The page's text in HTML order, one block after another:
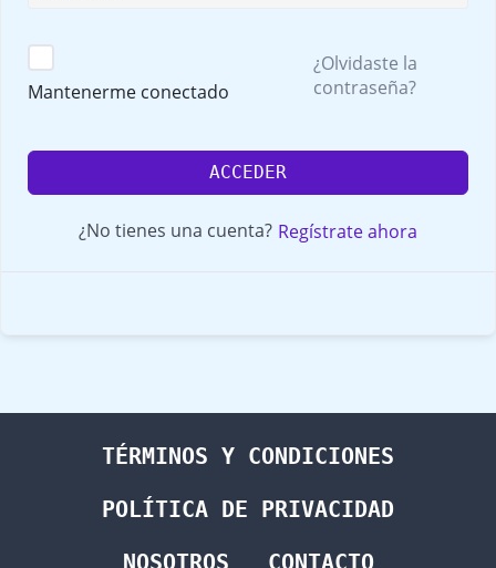
Mantenerme conectado
¿Olvidaste la
contraseña?
ACCEDER
¿No tienes una cuenta? Regístrate ahora
TÉRMINOS Y CONDICIONES
POLÍTICA DE PRIVACIDAD